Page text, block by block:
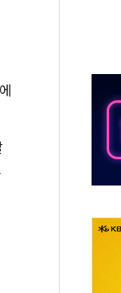
에 '다산점' 열어
한눈에'…인사처, 공
알린다…식약처 AI 심
입국증명서 발급…7일
장 회의…중증환자 이